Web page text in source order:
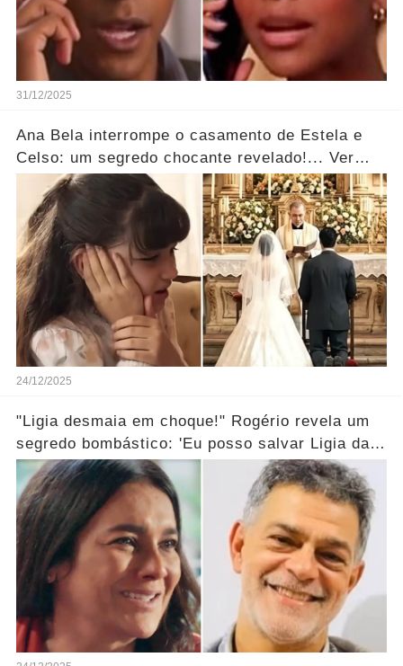
31/12/2025
Ana Bela interrompe o casamento de Estela e
Celso: um segredo chocante revelado!... Ver
24/12/2025
"Ligia desmaia em choque!" Rogério revela um
segredo bombástico: 'Eu posso salvar Ligia da
morte...' Ver mais